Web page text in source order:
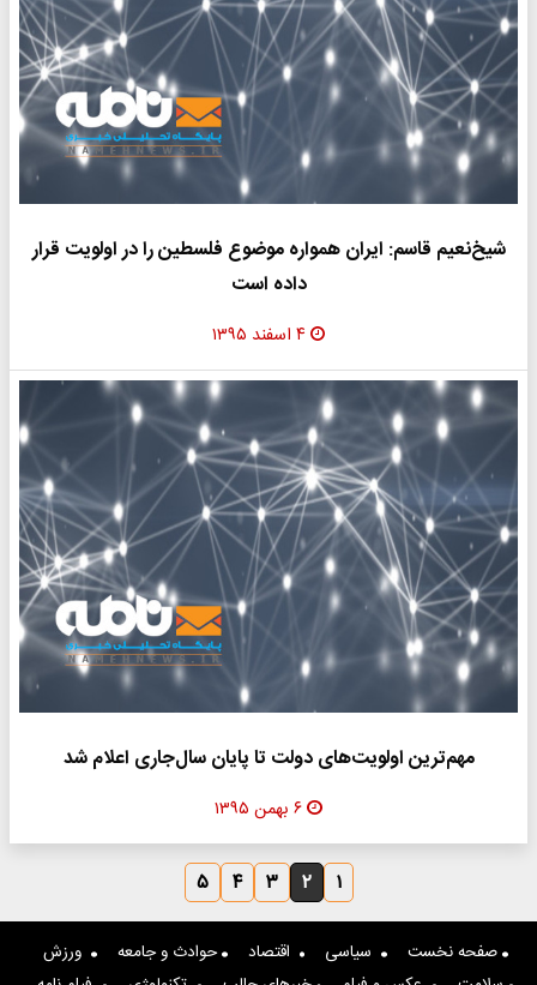
شیخ‌نعیم ‌قاسم: ایران همواره موضوع فلسطین را در اولویت قرار
داده است
۴ اسفند ۱۳۹۵
مهم‌ترین اولویت‌های دولت تا پایان سال‌جاری اعلام شد
۶ بهمن ۱۳۹۵
۱ ۲ ۳ ۴ ۵
صفحه نخست سیاسی اقتصاد حوادث و جامعه
ورزش